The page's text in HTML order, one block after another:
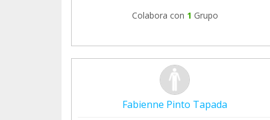
Colabora con 1 Grupo
Fabienne Pinto Tapada